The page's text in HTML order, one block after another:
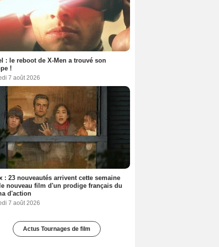
: le reboot de X-Men a trouvé son
!
7 août 2026
: 23 nouveautés arrivent cette semaine
nouveau film d'un prodige français du
d'action
7 août 2026
Actus Tournages de film